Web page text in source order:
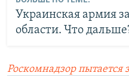
Украинская армия
области. Что
Роскомнадзор пытается